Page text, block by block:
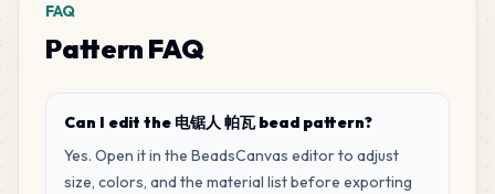
FAQ
Pattern FAQ
Can I edit the 电锯人 帕瓦 bead pattern?
Yes. Open it in the BeadsCanvas editor to adjust
size, colors, and the material list before exporting